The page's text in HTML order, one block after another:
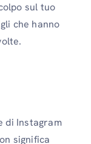
sul tuo
che hanno
di Instagram
significa